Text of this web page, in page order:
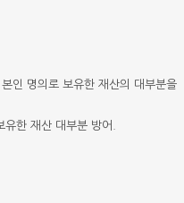
인 명의로 보유한 재산의 대부분을
한 재산 대부분 방어.